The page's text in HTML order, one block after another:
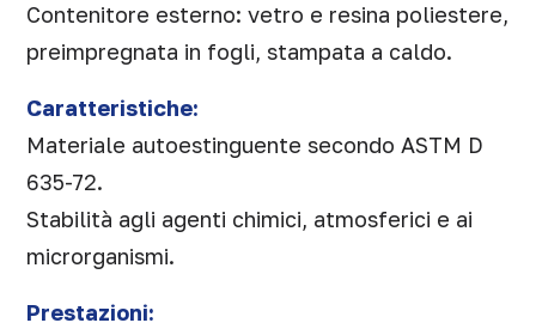
Contenitore esterno: vetro e resina poliestere,
preimpregnata in fogli, stampata a caldo.
Caratteristiche:
Materiale autoestinguente secondo ASTM D
635-72.
Stabilità agli agenti chimici, atmosferici e ai
microrganismi.
Prestazioni: